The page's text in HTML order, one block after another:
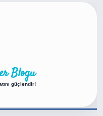
Blogu
güçlendir!